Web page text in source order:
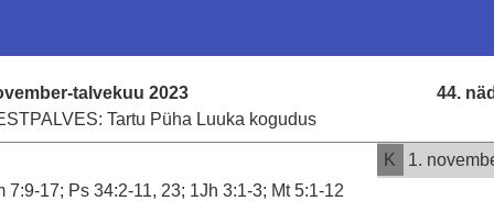
44.
talvekuu 2023
Tartu Püha Luuka kogudus
K
1.
7:9-17; Ps 34:2-11, 23; 1Jh 3:1-3; Mt 5:1-12